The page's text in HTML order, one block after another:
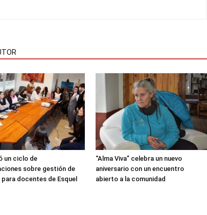
un ciclo de
sobre gestión de
docentes de Esquel
“Alma Viva” celebra un nuevo
aniversario con un encuentro
abierto a la comunidad